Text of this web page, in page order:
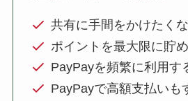
共有に手間をかけたく
ポイントを最大限に貯
PayPayを頻繁に利用す
PayPayで高額支払いも